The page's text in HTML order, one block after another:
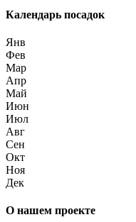
Календарь посадок
Янв
Фев
Мар
Апр
Май
Июн
Июл
Авг
Сен
Окт
Ноя
Дек
О нашем проекте